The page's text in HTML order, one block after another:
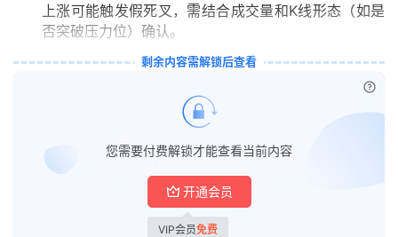
上涨可能触发假死叉，需结合成交量和K线形态（如是
否突破压力位）确认。
剩余内容需解锁后查看
您需要付费解锁才能查看当前内容
开通会员
VIP会员免费